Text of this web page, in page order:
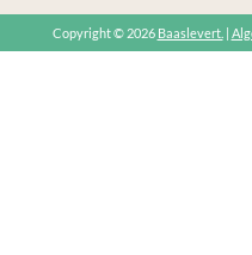
Copyright © 2026 Baaslevert. |